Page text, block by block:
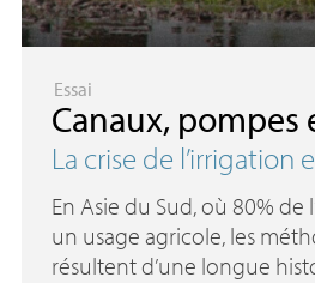
Essai
Canaux, pompes
La crise de l’irrigation
En Asie du Sud, où 80% de
un usage agricole, les
résultent d’une longue